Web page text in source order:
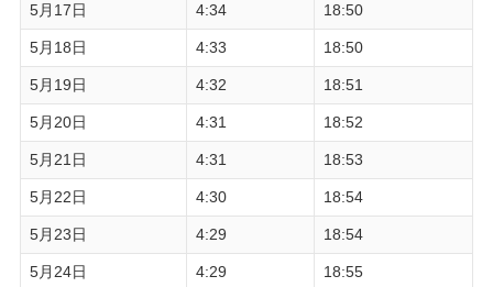
5月17日 4:34 18:50
5月18日 4:33 18:50
5月19日 4:32 18:51
5月20日 4:31 18:52
5月21日 4:31 18:53
5月22日 4:30 18:54
5月23日 4:29 18:54
5月24日 4:29 18:55